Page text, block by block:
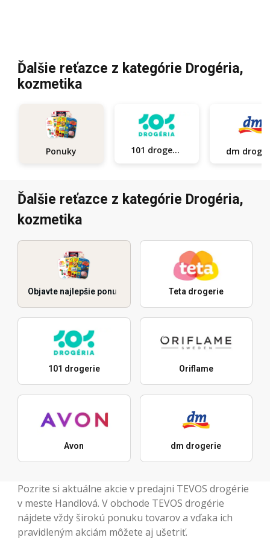
Ďalšie reťazce z kategórie Drogéria,
kozmetika
Ponuky 101 drogerie
Ďalšie reťazce z kategórie Drogéria,
kozmetika
Objavte najlepšie ponuky Teta drogerie
101 drogerie Oriflame
Avon dm drogerie
Pozrite si aktuálne akcie v predajni TEVOS drogérie
v meste Handlová. V obchode TEVOS drogérie
nájdete vždy širokú ponuku tovarov a vďaka ich
pravidleným akciám môžete aj ušetriť.